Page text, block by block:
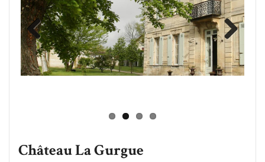
Previous Next
Château La Gurgue